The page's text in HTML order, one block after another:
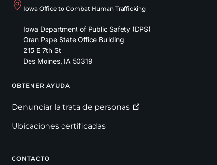
Iowa Office to Combat Human Trafficking
Iowa Department of Public Safety (DPS)
Oran Pape State Office Building
215 E 7th St
Des Moines, IA 50319
Footer
OBTENER AYUDA
Denunciar la trata de personas
Ubicaciones certificadas
CONTACTO